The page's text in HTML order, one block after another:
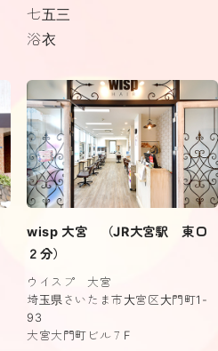
七五三
浴衣
wisp 大宮 （JR大宮駅 東口
２分）
ウイスプ 大宮
埼玉県さいたま市大宮区大門町1-
93
大宮大門町ビル７F